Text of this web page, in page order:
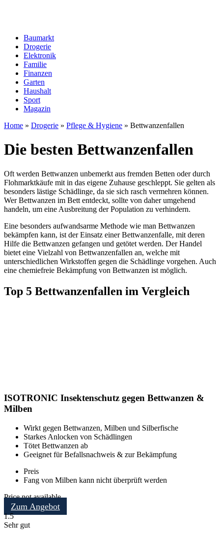
Baumarkt
Drogerie
Elektronik
Familie
Finanzen
Garten
Haushalt
Sport
Magazin
Home » Drogerie » Pflege & Hygiene » Bettwanzenfallen
Die besten Bettwanzenfallen
Oft werden Bettwanzen unbemerkt aus fremden Betten oder durch
Flohmarktkäufe mit in das eigene Zuhause geschleppt. Sie gelten als
besonders lästige Schädlinge, da sie sich rasch vermehren können.
Wer Bettwanzen im Bett entdeckt, sollte von daher umgehend
handeln, um eine Ausbreitung der Population zu verhindern.
Eine besonders aufwandsarme Methode wie man Bettwanzen
bekämpfen kann, ist der Einsatz einer Bettwanzenfalle, mit deren
Hilfe die Bettwanzen gefangen und getötet werden. Der Handel
bietet eine Vielzahl von Bettwanzenfallen an, welche mit
unterschiedlichen Wirkstoffen gegen die Schädlinge vorgehen. Auch
eine chemiefreie Bekämpfung von Bettwanzen ist möglich.
Top 5 Bettwanzenfallen im Vergleich
ISOTRONIC Insektenschutz gegen Bettwanzen &
Milben
Wirkt gegen Bettwanzen, Milben und Silberfische
Starkes Anlocken von Schädlingen
Tötet Bettwanzen ab
Geeignet für Befallsnachweis & zur Bekämpfung
Preis
Fang von Milben kann nicht überprüft werden
Price not available
Zum Angebot
1.5
Sehr gut